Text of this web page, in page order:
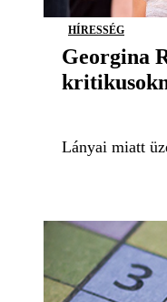
HÍRESSÉG
Georgina
Lányai miatt